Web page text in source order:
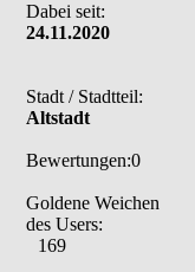
Dabei seit:
24.11.2020
Stadt / Stadtteil:
Altstadt
Bewertungen:0
Goldene Weichen
des Users:
169